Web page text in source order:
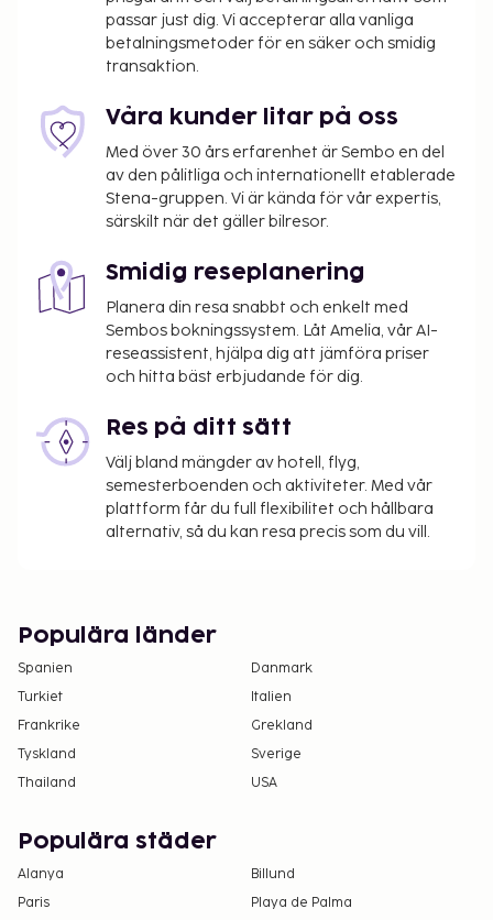
Du kommer att ombes att betala följande avgifter
på boendet – avgifterna kan inkludera tillämpliga
En stadsskatt tas ut av staden och betalas på
boendet. Skatten är säsongsbunden och gäller
inte alltid året om. Undantag från skatten kan
finnas. Kontakta boendet med hjälp av
uppgifterna i bokningsbekräftelsen för mer
information.
Stadsskatt: Från 1 november till 31 mars, EUR
1.50 per boende per natt.
Stadsskatt: Från 1 april till 31 oktober, EUR 5.00
per boende per natt.
upplyst oss om.
Kontanttransaktioner på boendet kan inte
överstiga EUR 500, på grund av statliga
bestämmelser. Du kan få mer information
genom att kontakta boendet med
eller vårdnadshavares rum om inga extrasängar
används.
Kontantfria betalningsmetoder är tillgängliga
för alla transaktioner.
Kontaktfri incheckning och kontaktfri
utcheckning är tillgängliga.
passar just dig. Vi accepterar alla vanliga
betalningsmetoder för en säker och smidig
transaktion.
Våra kunder litar på oss
Med över 30 års erfarenhet är Sembo en del
av den pålitliga och internationellt etablerade
Stena-gruppen. Vi är kända för vår expertis,
särskilt när det gäller bilresor.
Smidig reseplanering
Planera din resa snabbt och enkelt med
Sembos bokningssystem. Låt Amelia, vår AI-
reseassistent, hjälpa dig att jämföra priser
och hitta bäst erbjudande för dig.
Res på ditt sätt
Välj bland mängder av hotell, flyg,
semesterboenden och aktiviteter. Med vår
plattform får du full flexibilitet och hållbara
alternativ, så du kan resa precis som du vill.
Populära länder
Spanien
Danmark
Turkiet
Italien
Frankrike
Grekland
Tyskland
Sverige
Thailand
USA
Populära städer
Alanya
Billund
Paris
Playa de Palma